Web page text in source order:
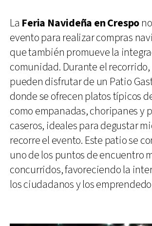
La Feria Navideña en Crespo
evento para realizar compras
que también promueve la
comunidad. Durante el
pueden disfrutar de un Patio
donde se ofrecen platos típicos
como empanadas, choripanes y
caseros, ideales para degustar
recorre el evento. Este patio se
uno de los puntos de encuentro
concurridos, favoreciendo la
los ciudadanos y los